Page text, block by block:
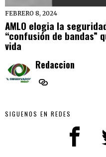
FEBRERO 8, 2024
AMLO elogia la
“confusión de bandas”
vida
Redaccion
SIGUENOS EN REDES